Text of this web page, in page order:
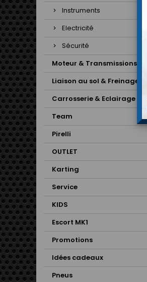
Instruments
Electricité
Sécurité
Moteur & Transmissions
Liaison au sol & Freinage
Carrosserie & Eclairage
Team
Pirelli
OUTLET
Karting
Service
KIDS
Escort MK1
Promotions
Idées cadeaux
Pneus